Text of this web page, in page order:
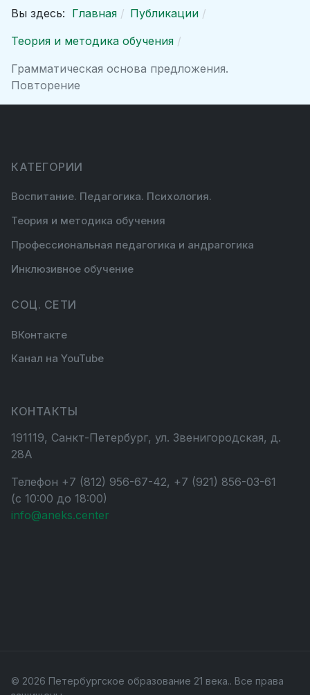
Вы здесь: Главная
Публикации
Теория и методика обучения
Грамматическая основа предложения.
Повторение
КАТЕГОРИИ
Воспитание. Педагогика. Психология.
Теория и методика обучения
Профессиональная педагогика и андрагогика
Инклюзивное обучение
СОЦ. СЕТИ
ВКонтакте
Канал на YouTube
КОНТАКТЫ
191119, Санкт-Петербург, ул. Звенигородская, д.
28А
Телефон +7 (812) 956-67-42, +7 (921) 856-03-61
(с 10:00 до 18:00)
info@aneks.center
© 2026 Петербургское образование 21 века.. Все права